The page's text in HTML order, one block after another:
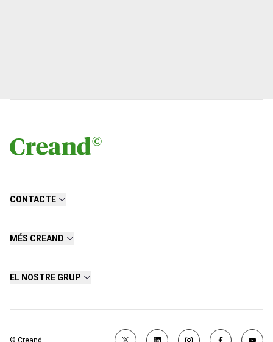
CONTACTE
MÉS CREAND
EL NOSTRE GRUP
© Creand